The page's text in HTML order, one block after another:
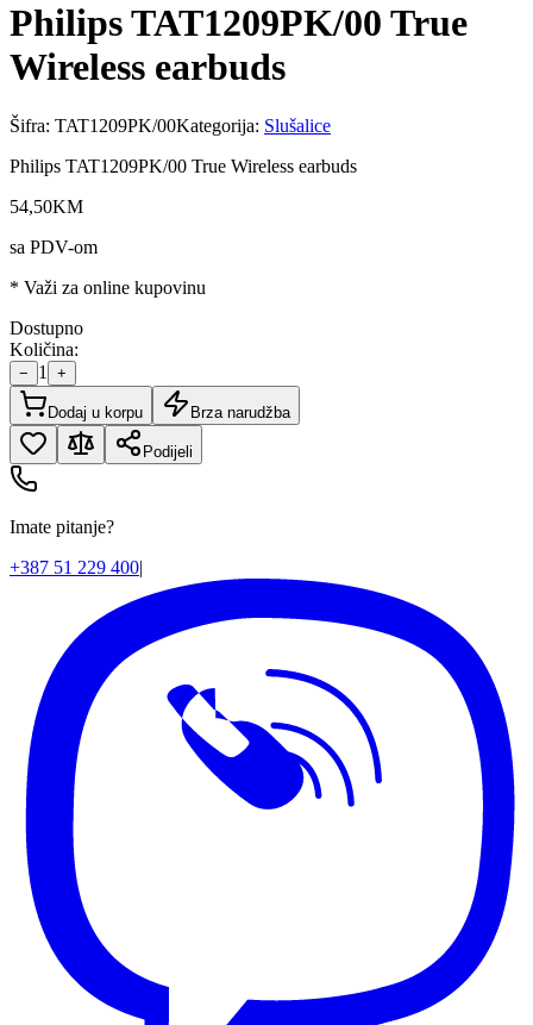
Philips TAT1209PK/00 True
Wireless earbuds
Šifra: TAT1209PK/00Kategorija: Slušalice
Philips TAT1209PK/00 True Wireless earbuds
54,50KM
sa PDV-om
* Važi za online kupovinu
Dostupno
Količina:
− 1 +
Dodaj u korpu Brza narudžba
Podijeli
Imate pitanje?
+387 51 229 400|